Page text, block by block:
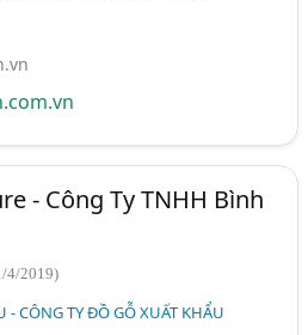
- Công Ty TNHH Bình
4/2019)
- CÔNG TY ĐỒ GỖ XUẤT KHẨU